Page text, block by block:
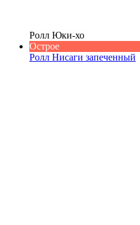
Ролл Юки-хо
Острое
Ролл Нисаги запеченный